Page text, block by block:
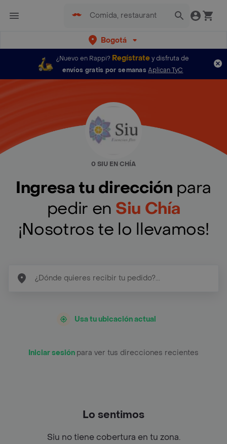
Bogotá
¿Nuevo en Rappi? Regístratey disfruta de
envíos gratis por semanas Aplican TyC
0 SIU EN CHÍA
Ingresa tu dirección para
pedir en Siu Chía
¡Nosotros te lo llevamos!
Usa tu ubicación actual
Iniciar sesión para ver tus direcciones recientes
Lo sentimos
Siu no tiene cobertura en tu zona.